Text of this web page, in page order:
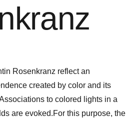
Rosenkranz reflect an
created by color and its
to colored lights in a
are evoked.For this purpose, the